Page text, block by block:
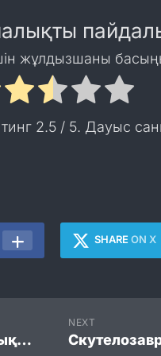
жұлдызшаны
2.5 / 5. Дауыс
SHARE ON X
NEXT
Ботаника туралы 27 қызықты мәліметтер